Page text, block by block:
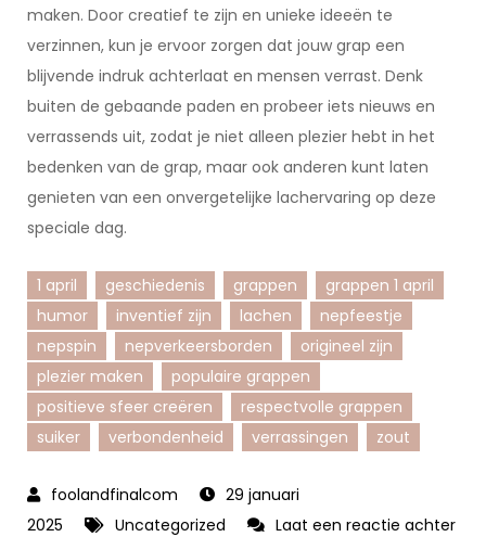
maken. Door creatief te zijn en unieke ideeën te
verzinnen, kun je ervoor zorgen dat jouw grap een
blijvende indruk achterlaat en mensen verrast. Denk
buiten de gebaande paden en probeer iets nieuws en
verrassends uit, zodat je niet alleen plezier hebt in het
bedenken van de grap, maar ook anderen kunt laten
genieten van een onvergetelijke lachervaring op deze
speciale dag.
1 april geschiedenis grappen
grappen 1 april
humor
inventief zijn lachen
nepfeestje
nepspin
nepverkeersborden
origineel zijn
plezier maken
populaire grappen
positieve sfeer creëren
respectvolle grappen
suiker
verbondenheid verrassingen zout
29 januari
2025
Uncategorized Laat een reactie achter